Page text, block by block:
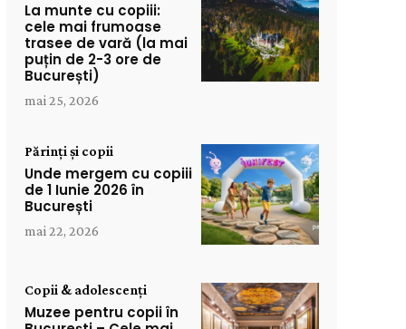
La munte cu copiii:
cele mai frumoase
trasee de vară (la mai
puțin de 2-3 ore de
București)
mai 25, 2026
Părinți și copii
Unde mergem cu copiii
de 1 Iunie 2026 în
București
mai 22, 2026
Copii & adolescenți
Muzee pentru copii în